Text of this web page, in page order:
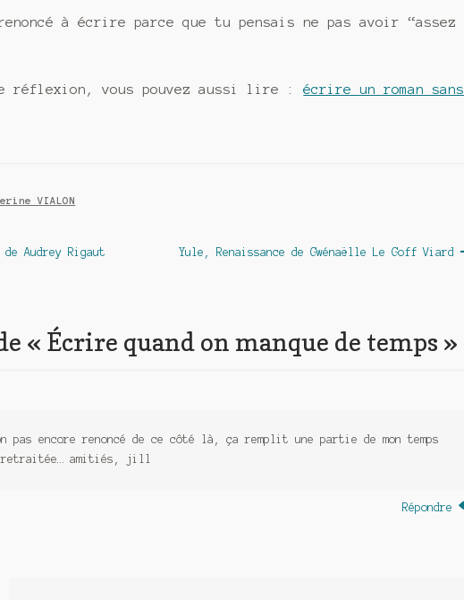
à écrire parce que tu pensais ne pas avoir “assez
réflexion, vous pouvez aussi lire :écrire un roman sans
VIALON
Audrey Rigaut
Article
Yule, Renaissance de Gwénaëlle Le Goff Viard
« Écrire quand on manque de temps »
pas encore renoncé de ce côté là, ça remplit une partie de mon temps
retraitée… amitiés, jill
Répondre